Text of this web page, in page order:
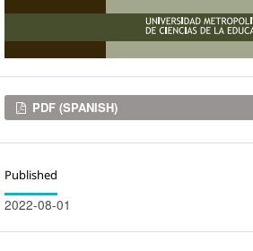
Downloads
PDF (SPANISH)
Published
2022-08-01